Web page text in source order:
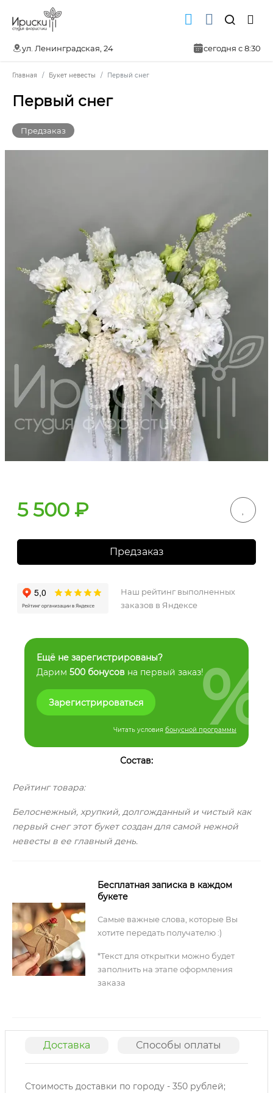
ул. Ленинградская, 24 сегодня с 8:30
Главная Букет невесты Первый снег
Первый снег
Предзаказ
5 500 ₽
Предзаказ
Наш рейтинг выполненных
заказов в Яндексе
Ещё не зарегистрированы?
Дарим 500 бонусов на первый заказ!
Зарегистрироваться
Читать условия бонусной программы
%
Состав:
Рейтинг товара:
Белоснежный, хрупкий, долгожданный и чистый как
первый снег этот букет создан для самой нежной
невесты в ее главный день.
Бесплатная записка в каждом
букете
Самые важные слова, которые Вы
хотите передать получателю :)
*Текст для открытки можно будет
заполнить на этапе оформления
заказа
Доставка Способы оплаты
Стоимость доставки по городу - 350 рублей;